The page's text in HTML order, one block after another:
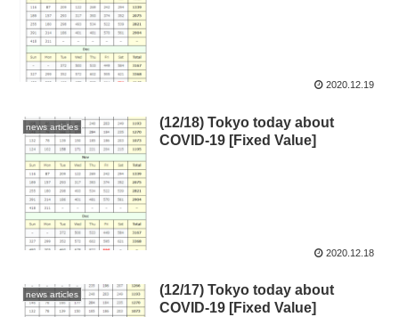
2020.12.19
news articles
(12/18) Tokyo today about
COVID-19 [Fixed Value]
2020.12.18
news articles
(12/17) Tokyo today about
COVID-19 [Fixed Value]